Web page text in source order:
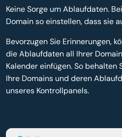
Keine Sorge um Ablaufdaten.
Domain so einstellen, dass sie
Bevorzugen Sie Erinnerungen,
die Ablaufdaten all Ihrer
Kalender einfügen. So behalten
Ihre Domains und deren
unseres Kontrollpanels.